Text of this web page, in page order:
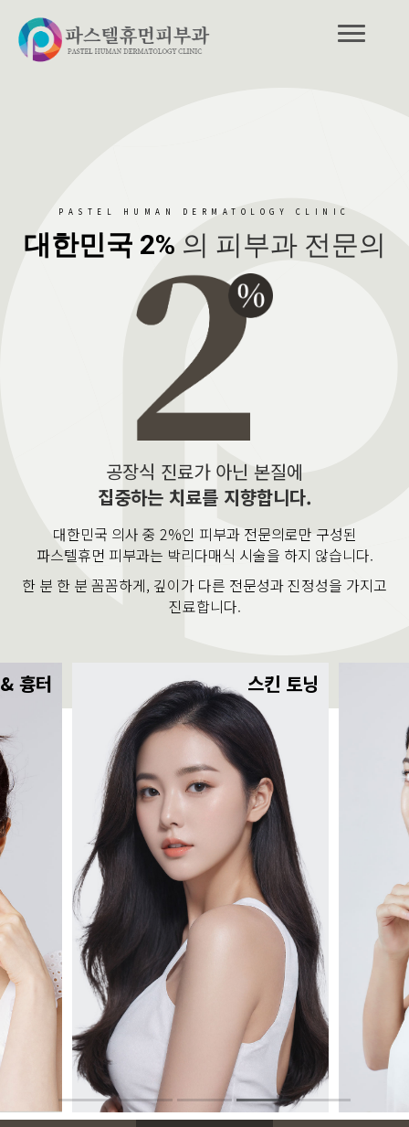
PASTEL HUMAN DERMATOLOGY CLINIC
대한민국 2% 의 피부과 전문의
공장식 진료가 아닌 본질에
집중하는 치료를 지향합니다.
대한민국 의사 중 2%인 피부과 전문의로만 구성된
파스텔휴먼 피부과는 박리다매식 시술을 하지 않습니다.
한 분 한 분 꼼꼼하게, 깊이가 다른 전문성과 진정성을 가지고
진료합니다.
흉터 스킨 토닝